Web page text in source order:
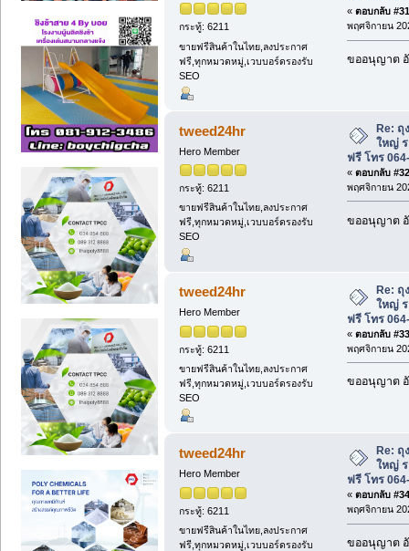
กระทู้: 6211
ขายฟรีสินค้าในไทย,ลงประกาศ
ฟรี,ทุกหมวดหมู่,เวบบอร์ดรองรับ
SEO
« ตอบกลับ
พฤศจิกายน
ขออนุญาต
tweed24hr
Hero Member
กระทู้: 6211
ขายฟรีสินค้าในไทย,ลงประกาศ
ฟรี,ทุกหมวดหมู่,เวบบอร์ดรองรับ
SEO
Re: ถุ
ใหญ่
ฟรี โทร
« ตอบกลับ
พฤศจิกายน
ขออนุญาต
tweed24hr
Hero Member
กระทู้: 6211
ขายฟรีสินค้าในไทย,ลงประกาศ
ฟรี,ทุกหมวดหมู่,เวบบอร์ดรองรับ
SEO
Re: ถุ
ใหญ่
ฟรี โทร
« ตอบกลับ
พฤศจิกายน
ขออนุญาต
tweed24hr
Hero Member
กระทู้: 6211
ขายฟรีสินค้าในไทย,ลงประกาศ
ฟรี,ทุกหมวดหมู่,เวบบอร์ดรองรับ
Re: ถุ
ใหญ่
ฟรี โทร
« ตอบกลับ
พฤศจิกายน
ขออนุญาต